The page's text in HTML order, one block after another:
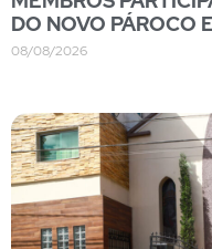
DO NOVO PÁROCO
08/08/2026